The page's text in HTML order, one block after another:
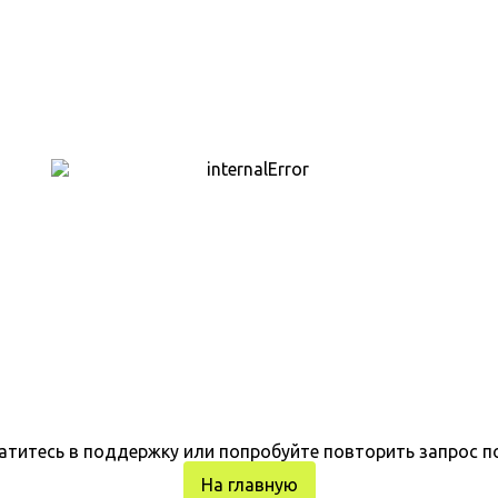
в поддержку или попробуйте повторить запрос
На главную